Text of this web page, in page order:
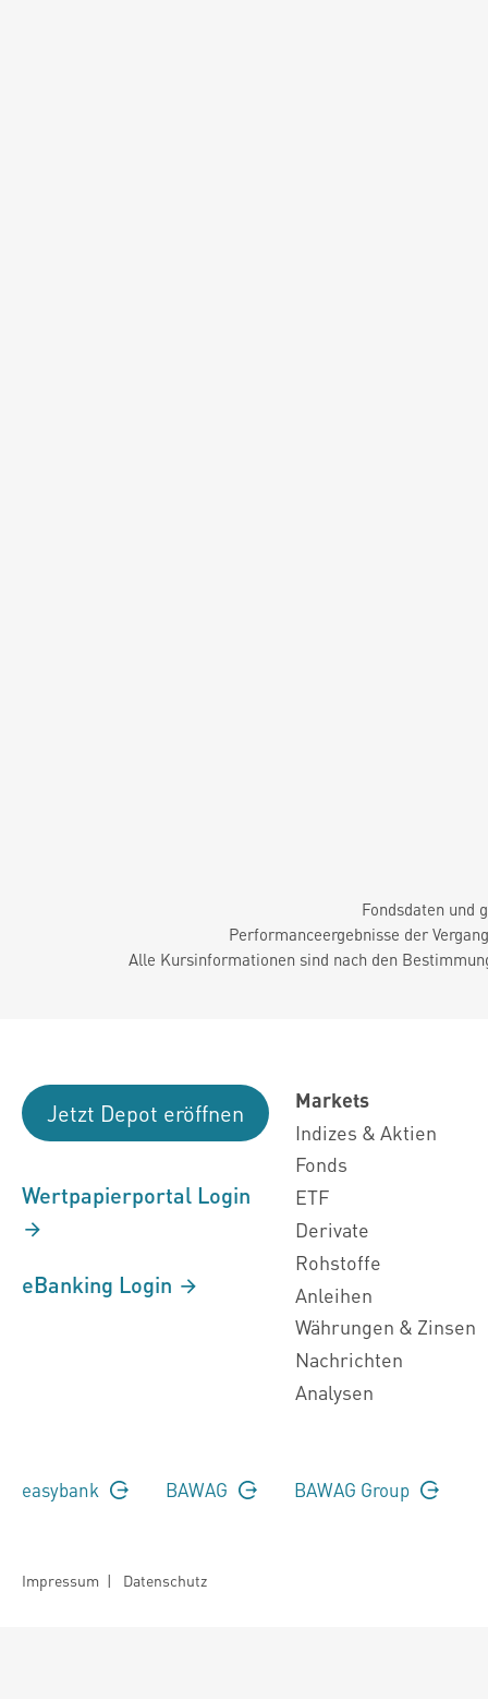
Fondsdaten und
Performanceergebnisse der
Alle Kursinformationen sind nach den
Jetzt Depot eröffnen
Wertpapierportal Login
eBanking Login
Markets
Indizes & Aktien
Fonds
ETF
Derivate
Rohstoffe
Anleihen
Währungen & Zinsen
Nachrichten
Analysen
easybank BAWAG BAWAG Group
Impressum | Datenschutz